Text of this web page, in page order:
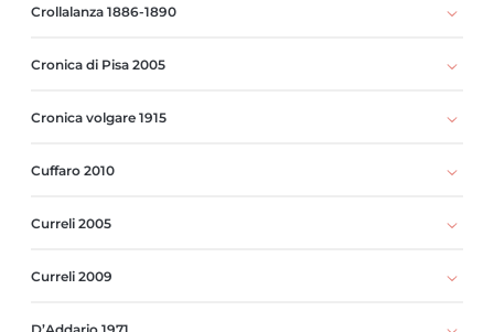
Crollalanza 1886-1890
Cronica di Pisa 2005
Cronica volgare 1915
Cuffaro 2010
Curreli 2005
Curreli 2009